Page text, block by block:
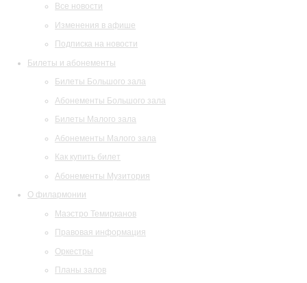
Все новости
Изменения в афише
Подписка на новости
Билеты и абонементы
Билеты Большого зала
Абонементы Большого зала
Билеты Малого зала
Абонементы Малого зала
Как купить билет
Абонементы Музитория
О филармонии
Маэстро Темирканов
Правовая информация
Оркестры
Планы залов